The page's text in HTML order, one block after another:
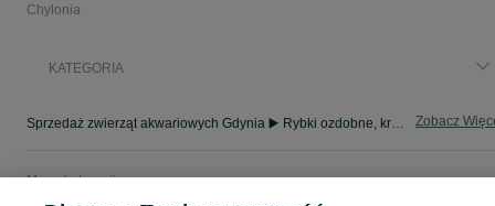
Chylonia
KATEGORIA
Sprzedaż zwierząt akwariowych Gdynia ▶️ Rybki ozdobne, krewetki i ślimaki itd. ☝ Sprawdź aktualne oferty hodowców w atrakcyjnych cenach na OLX.pl! Zobacz
Mapa kategorii